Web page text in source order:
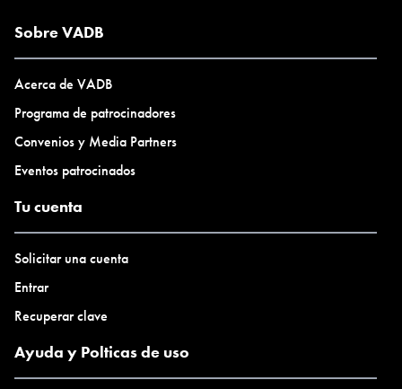
Sobre VADB
Acerca de VADB
Programa de patrocinadores
Convenios y Media Partners
Eventos patrocinados
Tu cuenta
Solicitar una cuenta
Entrar
Recuperar clave
Ayuda y Polticas de uso